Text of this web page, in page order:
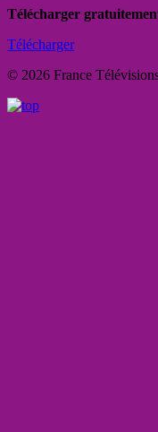
Télécharger
Télécharger
© 2026 France